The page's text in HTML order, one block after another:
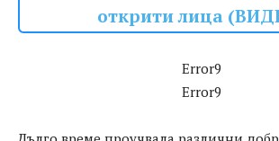
открити лица
Error9
Error9